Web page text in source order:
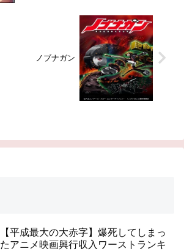
ノブナガン
【平成最大の大赤字】爆死してしまっ
たアニメ映画興行収入ワーストランキ